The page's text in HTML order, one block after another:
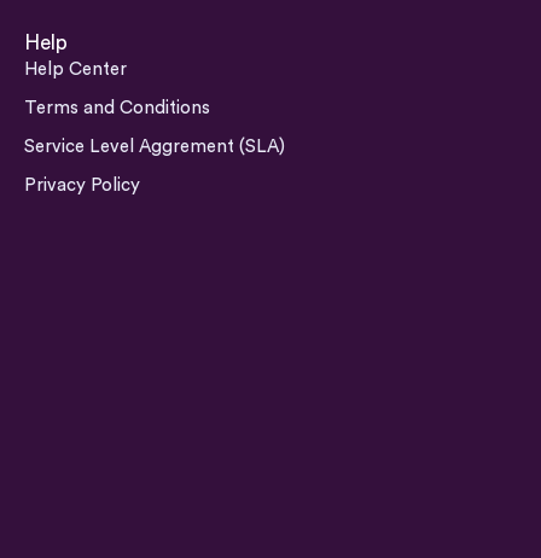
s
t
a
r
a
k
e
i
n
b
o
b
e
Help
Help Center
Terms and Conditions
Service Level Aggrement (SLA)
Privacy Policy